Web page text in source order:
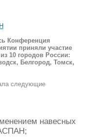
Конференция
приняли участие
10 городов России:
Белгород, Томск,
следующие
навесных